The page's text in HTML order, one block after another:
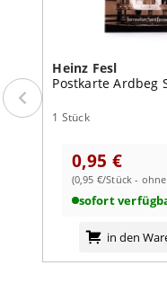
Heinz Fesl
Postkarte Ardbeg
1 Stück
0,95 €
(0,95 €/Stück -
sofort
in den